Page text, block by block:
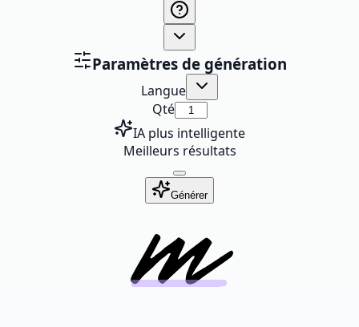
Paramètres de génération
Langue
Qté
IA plus intelligente
Meilleurs résultats
Générer